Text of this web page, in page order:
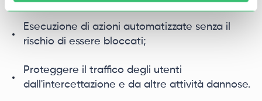
Esecuzione di azioni automatizzate senza il
rischio di essere bloccati;
Proteggere il traffico degli utenti
dall'intercettazione e da altre attività dannose.